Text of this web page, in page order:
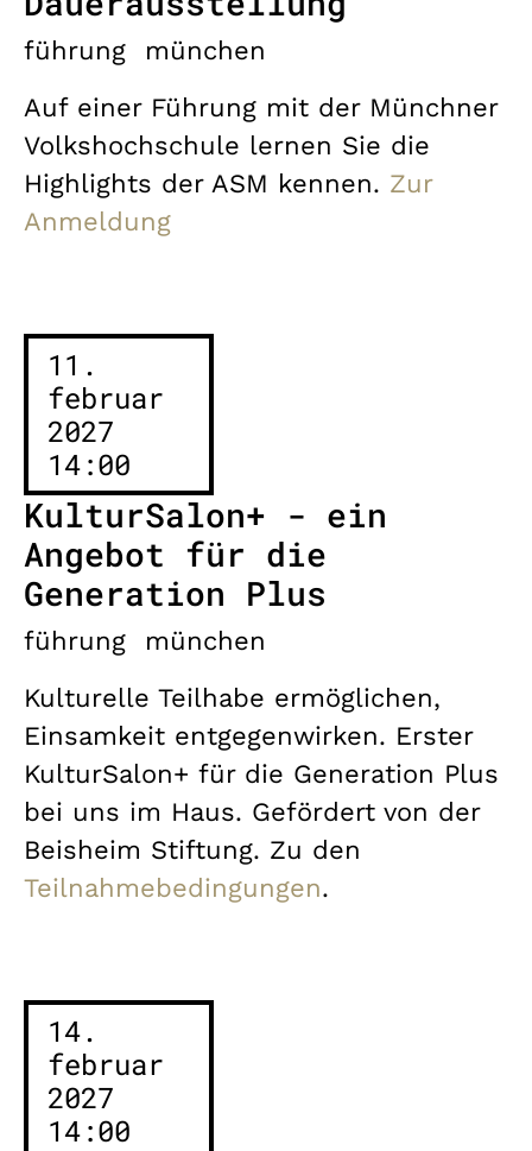
führung
münchen
Auf einer Führung mit der Münchner
Volkshochschule lernen Sie die
Highlights der ASM kennen. Zur
Anmeldung
11.
februar
2027
14:00
KulturSalon+ - ein
Angebot für die
Generation Plus
führung
münchen
Kulturelle Teilhabe ermöglichen,
Einsamkeit entgegenwirken. Erster
KulturSalon+ für die Generation Plus
bei uns im Haus. Gefördert von der
Beisheim Stiftung. Zu den
Teilnahmebedingungen.
14.
februar
2027
14:00